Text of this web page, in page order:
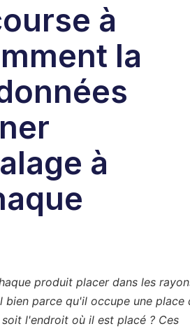
à
la
à
produit placer dans les
parce qu'il occupe une place
l'endroit où il est placé ? Ces